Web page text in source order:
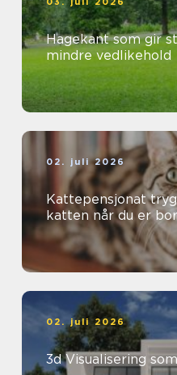
Hagekant som gir
mindre vedlikehold
02. juli 2026
Kattepensjonat trygghet og trivsel for
katten når du er
02. juli 2026
3d Visualisering